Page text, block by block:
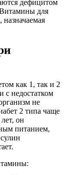
дефицитом
для
как 1, так и 2
с недостатком
не
2 типа чаще
он
питанием,